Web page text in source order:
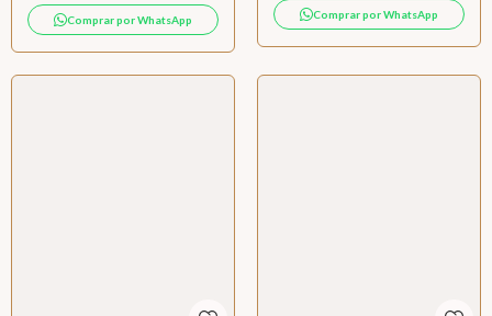
Comprar por WhatsApp Comprar por WhatsApp